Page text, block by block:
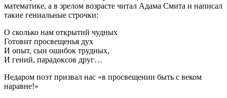
математике, а в зрелом возрасте читал Адама Смита и написал
такие гениальные строчки:
О сколько нам открытий чудных
Готовит просвещенья дух
И опыт, сын ошибок трудных,
И гений, парадоксов друг…
Недаром поэт призвал нас «в просвещении быть с веком
наравне!»